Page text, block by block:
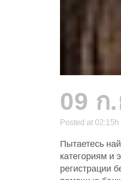
09 ก
Posted at 02:15h
Пытаетесь
категориям и
регистрации